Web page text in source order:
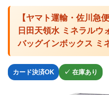
【ヤマト運輸・佐川急
日田天領水 ミネラルウ
バッグインボックス ミ
カード決済OK ✓ 在庫あり